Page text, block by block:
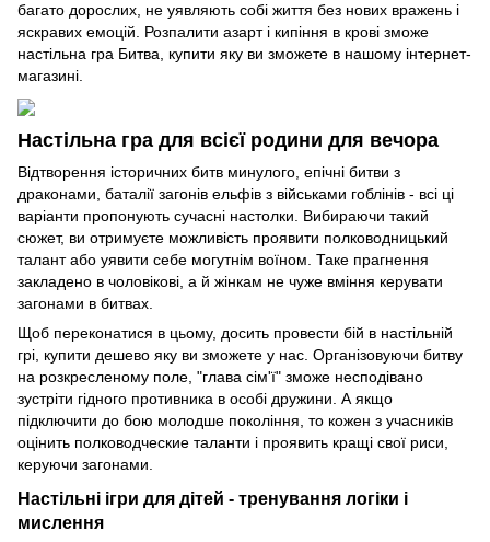
багато дорослих, не уявляють собі життя без нових вражень і
яскравих емоцій. Розпалити азарт і кипіння в крові зможе
настільна гра Битва, купити яку ви зможете в нашому інтернет-
магазині.
Настільна гра для всієї родини для вечора
Відтворення історичних битв минулого, епічні битви з
драконами, баталії загонів ельфів з військами гоблінів - всі ці
варіанти пропонують сучасні настолки. Вибираючи такий
сюжет, ви отримуєте можливість проявити полководницький
талант або уявити себе могутнім воїном. Таке прагнення
закладено в чоловікові, а й жінкам не чуже вміння керувати
загонами в битвах.
Щоб переконатися в цьому, досить провести бій в настільній
грі, купити дешево яку ви зможете у нас. Організовуючи битву
на розкресленому поле, "глава сім'ї" зможе несподівано
зустріти гідного противника в особі дружини. А якщо
підключити до бою молодше покоління, то кожен з учасників
оцінить полководческие таланти і проявить кращі свої риси,
керуючи загонами.
Настільні ігри для дітей - тренування логіки і
мислення